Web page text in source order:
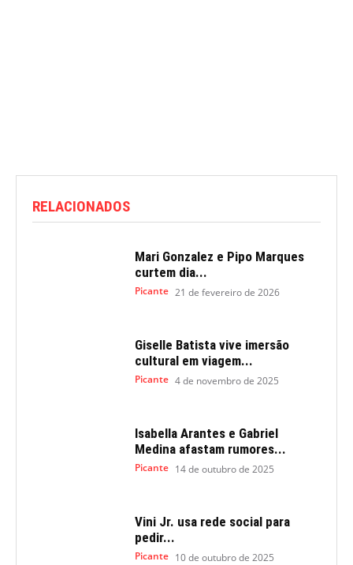
RELACIONADOS
Mari Gonzalez e Pipo Marques
curtem dia...
Picante 21 de fevereiro de 2026
Giselle Batista vive imersão
cultural em viagem...
Picante 4 de novembro de 2025
Isabella Arantes e Gabriel
Medina afastam rumores...
Picante 14 de outubro de 2025
Vini Jr. usa rede social para
pedir...
Picante 10 de outubro de 2025